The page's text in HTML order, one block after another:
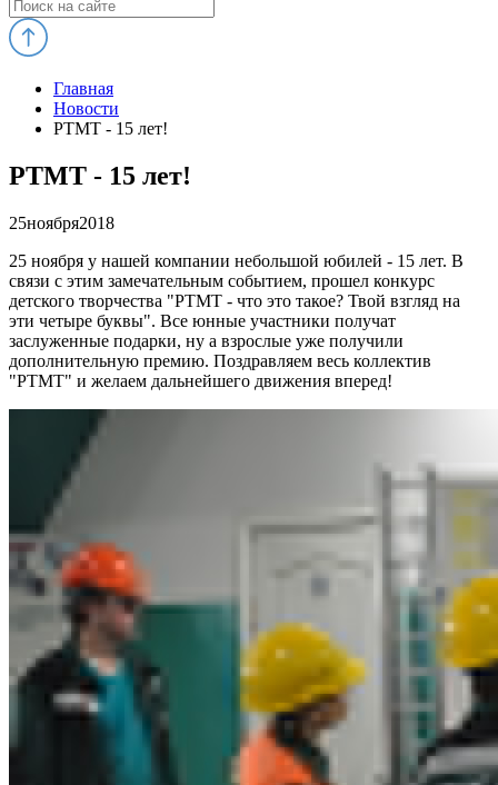
Главная
Новости
РТМТ - 15 лет!
РТМТ - 15 лет!
25ноября2018
25 ноября у нашей компании небольшой юбилей - 15 лет. В
связи с этим замечательным событием, прошел конкурс
детского творчества "РТМТ - что это такое? Твой взгляд на
эти четыре буквы". Все юнные участники получат
заслуженные подарки, ну а взрослые уже получили
дополнительную премию. Поздравляем весь коллектив
"РТМТ" и желаем дальнейшего движения вперед!